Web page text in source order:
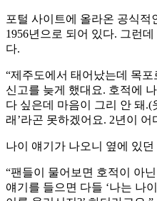
포털 사이트에 올라온 공식적
1956년으로 되어 있다. 그런
다.
“제주도에서 태어났는데 목
신고를 늦게 했대요. 호적에
다 싶은데 마음이 그리 안 돼.(
래’라곤 못하겠어요. 2년이 어
나이 얘기가 나오니 옆에 있
“팬들이 물어보면 호적이 아
얘기를 들으면 다들 ‘나는 나